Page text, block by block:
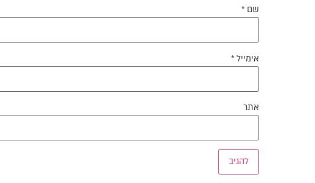
שם *
אימייל *
אתר